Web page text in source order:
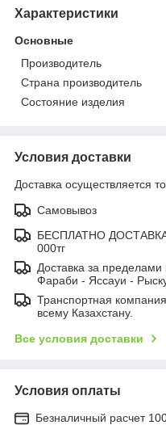
Характеристики
Основные
Производитель
Страна производитель
Состояние изделия
Условия доставки
Доставка осуществляется
Самовывоз
БЕСПЛАТНО ДОСТАВКА
000тг
Доставка за
Фараби - Яссауи -
Транспортная
всему Казахстану.
Все условия доставки
Условия оплаты
Безналичный расчет